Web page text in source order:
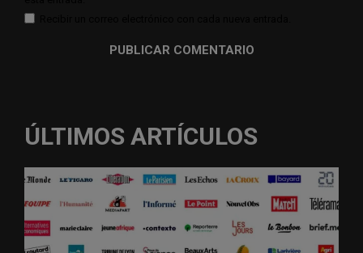
ÚLTIMOS ARTÍCULOS